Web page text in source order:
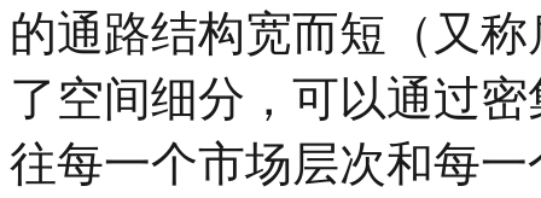
的通路结构宽而短（又
了空间细分，可以通过
往每一个市场层次和每